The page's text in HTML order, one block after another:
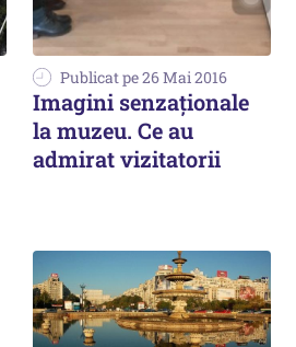
Publicat pe 26 Mai 2016
Imagini senzaționale
la muzeu. Ce au
admirat vizitatorii